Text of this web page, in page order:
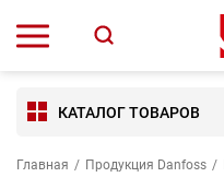
КАТАЛОГ ТОВАРОВ
Главная / Продукция Danfoss /